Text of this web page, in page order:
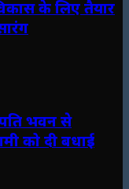
के लिए तैयार
भवन से
को दी बधाई